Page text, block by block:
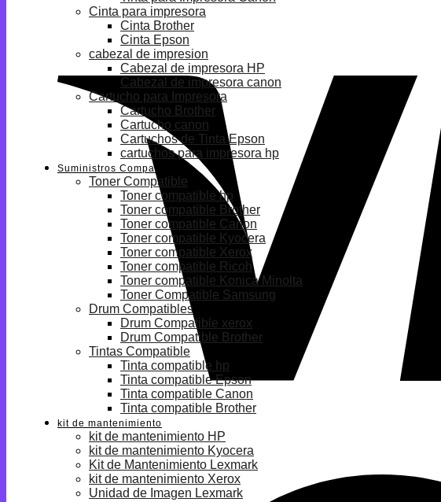
Cinta para impresora
Cinta Brother
Cinta Epson
cabezal de impresion
Cabezal de impresora HP
Cabezal de impresora canon
Cartucho para Impresora
Cartucho Brother
Cartucho canon
Cartuchos de Tinta Epson
cartuchos para impresora hp
Suministros Compatibles
Toner Compatible
Toner compatible hp
Toner compatible Brother
Toner compatible Canon
Toner compatible Kyocera
Toner compatible Xerox
Toner compatible Ricoh
Toner compatible Konica Minolta
Toner Compatible Samsung
Drum Compatibles
Drum Compatible xerox
Drum Compatible Brother
Tintas Compatible
Tinta compatible hp
Tinta compatible Epson
Tinta compatible Canon
Tinta compatible Brother
kit de mantenimiento
kit de mantenimiento HP
kit de mantenimiento Kyocera
Kit de Mantenimiento Lexmark
kit de mantenimiento Xerox
Unidad de Imagen Lexmark